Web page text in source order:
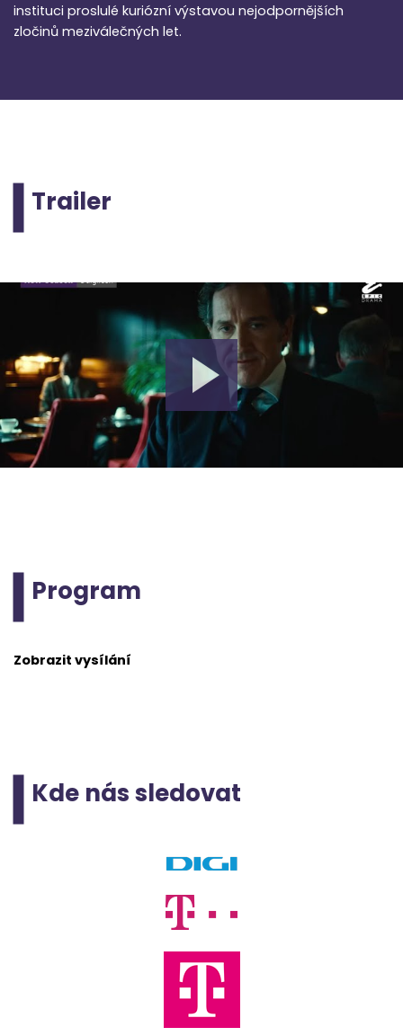
instituci proslulé kuriózní výstavou nejodpornějších
zločinů meziválečných let.
Trailer
Program
Zobrazit vysílání
Kde nás sledovat